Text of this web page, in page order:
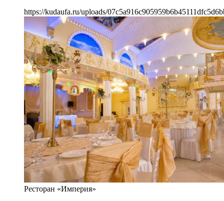
https://kudaufa.ru/uploads/
Ресторан «Империя»